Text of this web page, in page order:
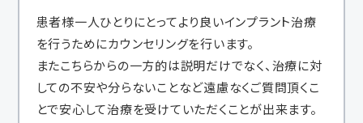
患者様一人ひとりにとってより良いインプラント治療
を行うためにカウンセリングを行います。
またこちらからの一方的は説明だけでなく、治療に対
しての不安や分らないことなど遠慮なくご質問頂くこ
とで安心して治療を受けていただくことが出来ます。